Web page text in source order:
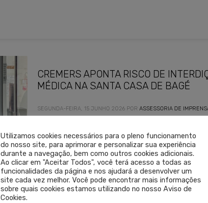
CREMERS APONTA RISCO DE
MÉDICA NA SANTA CASA DE BAGÉ
SEGUNDA-FEIRA, 15 JUNHO 2026 POR ASSESSORIA DE
O Conselho Regional de Medicina do Estado do
com a escala médica apresentada para o
análise da documentação encaminhada
continuados, repetição de médicos em turnos
Utilizamos cookies necessários para o pleno funcionamento
do nosso site, para aprimorar e personalizar sua experiência
durante a navegação, bem como outros cookies adicionais.
Ao clicar em "Aceitar Todos", você terá acesso a todas as
funcionalidades da página e nos ajudará a desenvolver um
site cada vez melhor. Você pode encontrar mais informações
sobre quais cookies estamos utilizando no nosso Aviso de
Cookies.